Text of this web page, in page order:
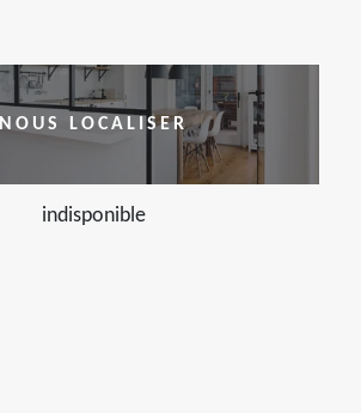
NOUS LOCALISER
indisponible